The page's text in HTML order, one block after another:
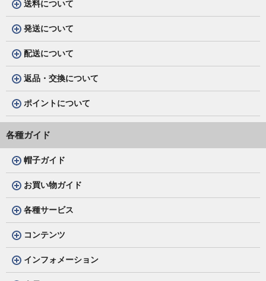
送料について
発送について
配送について
返品・交換について
ポイントについて
各種ガイド
帽子ガイド
お買い物ガイド
各種サービス
コンテンツ
インフォメーション